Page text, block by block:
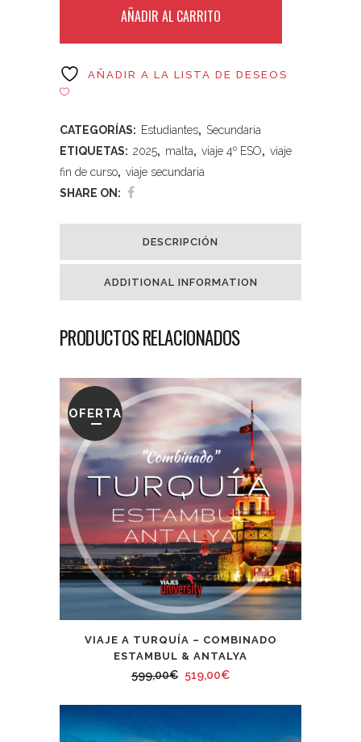
AÑADIR AL CARRITO
AÑADIR A LA LISTA DE DESEOS
CATEGORÍAS: Estudiantes, Secundaria
ETIQUETAS: 2025, malta, viaje 4º ESO, viaje
fin de curso, viaje secundaria
SHARE ON:
DESCRIPCIÓN
ADDITIONAL INFORMATION
PRODUCTOS RELACIONADOS
OFERTA
VIAJE A TURQUÍA – COMBINADO
ESTAMBUL & ANTALYA
599,00€ El
era:
519,00€El